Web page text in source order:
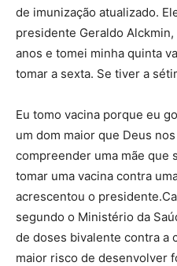
de imunização atualizado.
presidente Geraldo
anos e tomei minha quinta
tomar a sexta. Se tiver a
Eu tomo vacina porque eu
um dom maior que Deus nos
compreender uma mãe que
tomar uma vacina contra
acrescentou o
segundo o Ministério da
de doses bivalente contra a
maior risco de desenvolver